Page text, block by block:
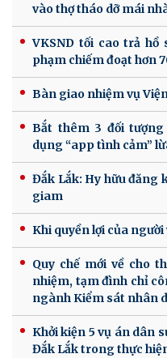
vào thợ tháo dỡ mái
VKSND tối cao trả hồ
phạm chiếm đoạt hơn
Bàn giao nhiệm vụ
Bắt thêm 3 đối
dụng “app tình cảm”
Đắk Lắk: Hy hữu đăng
giam
Khi quyền lợi của
Quy chế mới về cho
nhiệm, tạm đình chỉ
ngành Kiểm sát nhân
Khởi kiện 5 vụ án dân
Đắk Lắk trong thực